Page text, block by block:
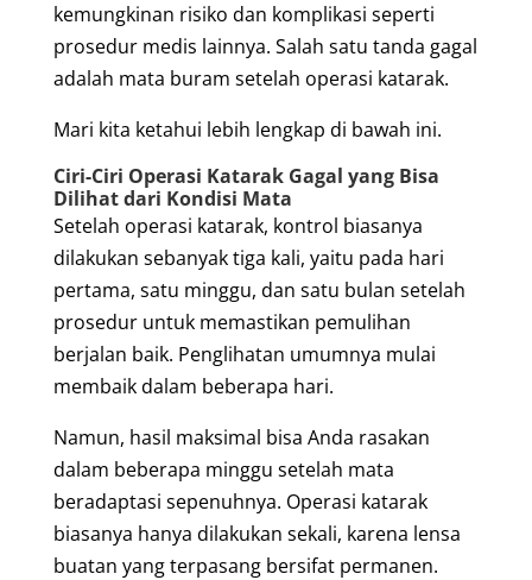
kemungkinan risiko dan komplikasi seperti
prosedur medis lainnya. Salah satu tanda gagal
adalah mata buram setelah operasi katarak.
Mari kita ketahui lebih lengkap di bawah ini.
Ciri-Ciri Operasi Katarak Gagal yang Bisa
Dilihat dari Kondisi Mata
Setelah operasi katarak, kontrol biasanya
dilakukan sebanyak tiga kali, yaitu pada hari
pertama, satu minggu, dan satu bulan setelah
prosedur untuk memastikan pemulihan
berjalan baik. Penglihatan umumnya mulai
membaik dalam beberapa hari.
Namun, hasil maksimal bisa Anda rasakan
dalam beberapa minggu setelah mata
beradaptasi sepenuhnya. Operasi katarak
biasanya hanya dilakukan sekali, karena lensa
buatan yang terpasang bersifat permanen.